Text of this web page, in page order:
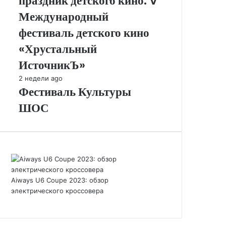
кино.
V
Международный
фестиваль
детского
кино
«Хрустальный
ИсточникЪ»
Международный
фестиваль детского кино
«Хрустальный
ИсточникЪ»
Фестиваль
Культуры
2 недели ago
Фестиваль Культуры
ШОС
Aiways U6 Coupe 2023: обзор
электрического кроссовера